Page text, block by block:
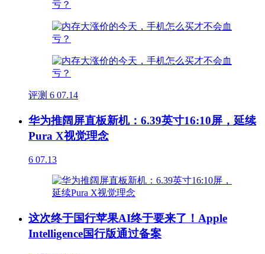
评测 6 07.14
华为推阔屏直板新机：6.39英寸16:10屏，延续
Pura X视觉理念
6 07.13
这次终于国行苹果AI终于要来了！Apple
Intelligence国行版通过备案